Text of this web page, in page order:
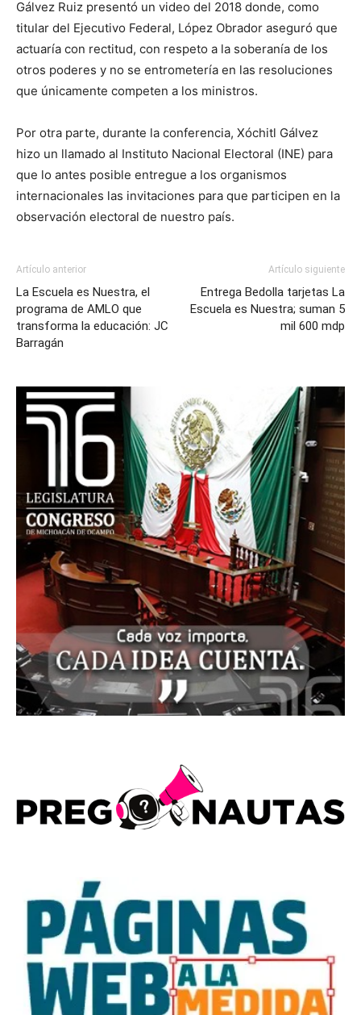
Gálvez Ruiz presentó un video del 2018 donde, como
titular del Ejecutivo Federal, López Obrador aseguró que
actuaría con rectitud, con respeto a la soberanía de los
otros poderes y no se entrometería en las resoluciones
que únicamente competen a los ministros.
Por otra parte, durante la conferencia, Xóchitl Gálvez
hizo un llamado al Instituto Nacional Electoral (INE) para
que lo antes posible entregue a los organismos
internacionales las invitaciones para que participen en la
observación electoral de nuestro país.
Artículo anterior
La Escuela es Nuestra, el
programa de AMLO que
transforma la educación: JC
Barragán
Artículo siguiente
Entrega Bedolla tarjetas La
Escuela es Nuestra; suman 5
mil 600 mdp